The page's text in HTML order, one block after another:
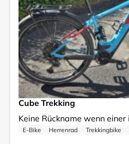
Cube Trekking
E-Bike Herrenrad Trekkingbike